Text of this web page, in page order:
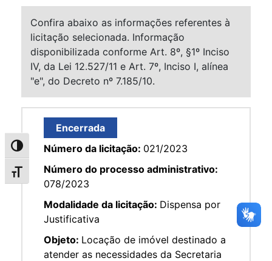
Alternar alto contraste
Alternar tamanho da fonte
Confira abaixo as informações referentes à
licitação selecionada. Informação
disponibilizada conforme Art. 8º, §1º Inciso
IV, da Lei 12.527/11 e Art. 7º, Inciso I, alínea
"e", do Decreto nº 7.185/10.
Encerrada
Número da licitação: 021/2023
Número do processo administrativo:
078/2023
Modalidade da licitação: Dispensa por
Justificativa
Objeto: Locação de imóvel destinado a
atender as necessidades da Secretaria